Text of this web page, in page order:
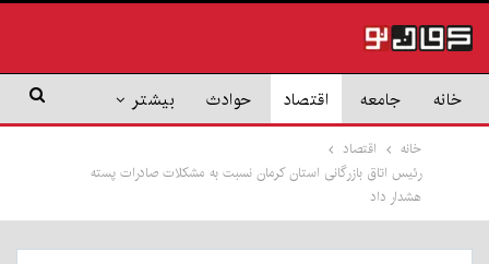
خانه جامعه اقتصاد حوادث بیشتر
خانه
اقتصاد
رئیس اتاق بازرگانی استان کرمان نسبت به مشکلات صادرات پسته
هشدار داد